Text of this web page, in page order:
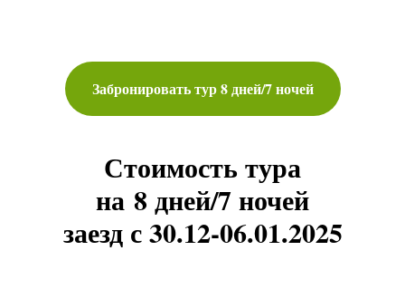
Забронировать тур 8 дней/7 ночей
Стоимость тура
на 8 дней/7 ночей
заезд с 30.12-06.01.2025